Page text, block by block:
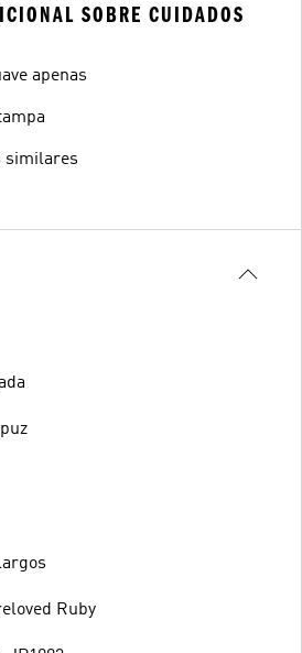
SOBRE CUIDADOS
apenas
similares
Ruby